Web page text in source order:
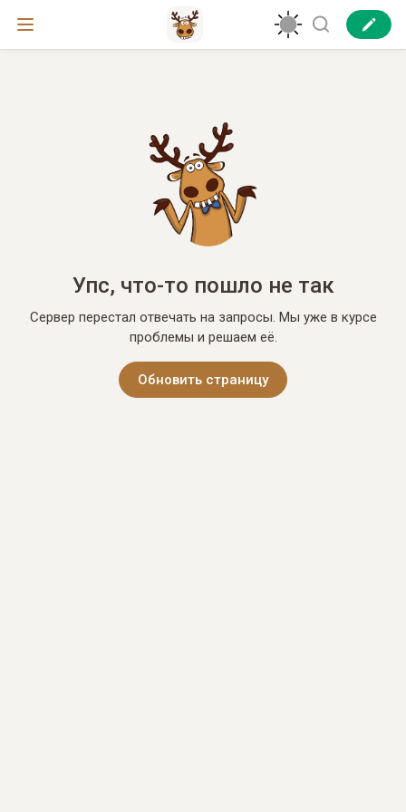
Упс, что-то пошло не так
Сервер перестал отвечать на запросы. Мы уже в курсе
проблемы и решаем её.
Обновить страницу